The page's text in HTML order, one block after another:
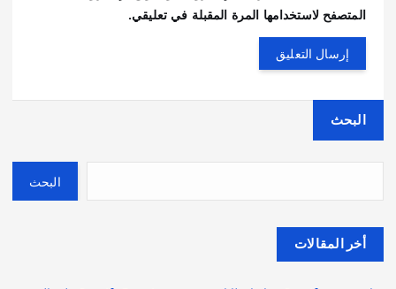
المتصفح لاستخدامها المرة المقبلة في تعليقي.
البحث
البحث
أخر المقالات